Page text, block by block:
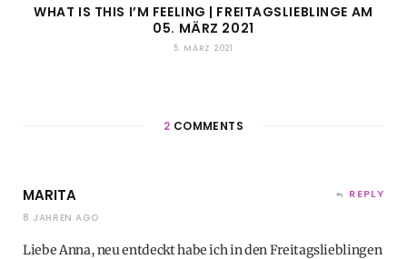
WHAT IS THIS I’M FEELING | FREITAGSLIEBLINGE AM
05. MÄRZ 2021
5. MÄRZ 2021
2 COMMENTS
MARITA
8 JAHREN AGO
REPLY
Liebe Anna, neu entdeckt habe ich in den Freitagslieblingen